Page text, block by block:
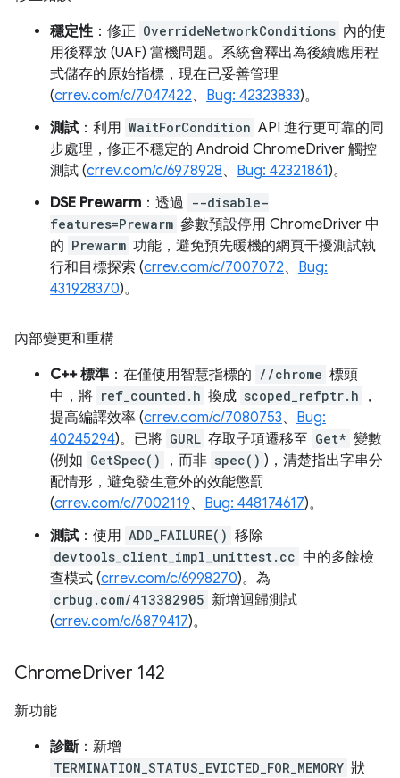
穩定性：修正 OverrideNetworkConditions 內的使
用後釋放 (UAF) 當機問題。系統會釋出為後續應用程
式儲存的原始指標，現在已妥善管理
(crrev.com/c/7047422、 Bug: 42323833)。
測試 ：利用 WaitForCondition API 進行更可靠的同
步處理，修正不穩定的 Android ChromeDriver 觸控
測試 (crrev.com/c/6978928、 Bug: 42321861)。
DSE Prewarm ：透過 --disable-
features=Prewarm 參數預設停用 ChromeDriver 中
的 Prewarm 功能，避免預先暖機的網頁干擾測試執
行和目標探索 (crrev.com/c/7007072、 Bug:
431928370)。
內部變更和重構
C++ 標準 ：在僅使用智慧指標的 //chrome 標頭
中，將 ref_counted.h 換成 scoped_refptr.h
，
提高編譯效率 (crrev.com/c/7080753、 Bug:
40245294)。已將 GURL 存取子項遷移至 Get* 變數
(例如 GetSpec() ，而非 spec() )，清楚指出字串分
配情形，避免發生意外的效能懲罰
(crrev.com/c/7002119、 Bug: 448174617)。
測試 ：使用 ADD_FAILURE() 移除
devtools_client_impl_unittest.cc 中的多餘檢
查模式 (crrev.com/c/6998270)。為
crbug.com/413382905 新增迴歸測試
(crrev.com/c/6879417)。
ChromeDriver 142
新功能
診斷：新增
TERMINATION_STATUS_EVICTED_FOR_MEMORY 狀